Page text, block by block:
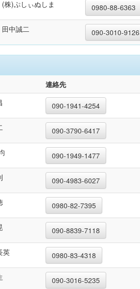
(株)ぷしぃぬしま 0980-88-6363
田中誠二 090-3010-9126
連絡先
090-1941-4254
090-3790-6417
090-1949-1477
090-4983-6027
0980-82-7395
090-8839-7118
英 0980-83-4318
090-3016-5235